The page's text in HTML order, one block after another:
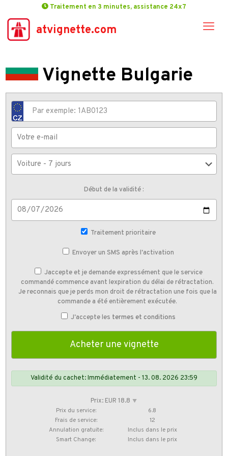
Traitement en 3 minutes, assistance 24x7
atvignette.com
Vignette Bulgarie
Début de la validité :
Traitement prioritaire
Envoyer un SMS après l'activation
Jaccepte et je demande expressément que le service
commandé commence avant lexpiration du délai de rétractation.
Je reconnais que je perds mon droit de rétractation une fois que la
commande a été entièrement exécutée.
J'accepte les termes et conditions
Validité du cachet: Immédiatement - 13. 08. 2026 23:59
Prix: EUR 18.8 ⯆
Prix du service:
6.8
Frais de service:
12
Annulation gratuite:
Inclus dans le prix
Smart Change:
Inclus dans le prix